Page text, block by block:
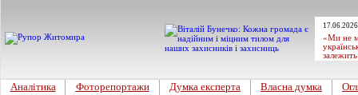
«Ми не
Аналітика Фоторепортажи Думка експерта Власна думка